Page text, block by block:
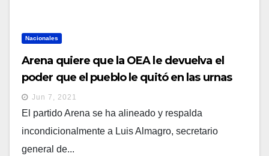
Nacionales
Arena quiere que la OEA le devuelva el
poder que el pueblo le quitó en las urnas
Jun 7, 2021
El partido Arena se ha alineado y respalda
incondicionalmente a Luis Almagro, secretario
general de...